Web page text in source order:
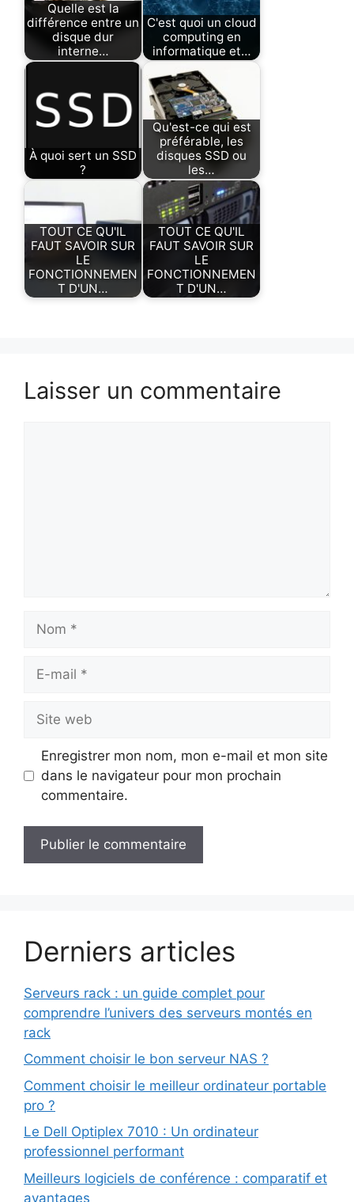
Quelle est la
différence entre un
disque dur
interne…
C'est quoi un cloud
computing en
informatique et…
À quoi sert un SSD
?
Qu'est-ce qui est
préférable, les
disques SSD ou
les…
TOUT CE QU'IL
FAUT SAVOIR SUR
LE
FONCTIONNEMEN
T D'UN…
TOUT CE QU'IL
FAUT SAVOIR SUR
LE
FONCTIONNEMEN
T D'UN…
Laisser un commentaire
Nom
Site
web
Enregistrer mon nom, mon e-mail et mon site
dans le navigateur pour mon prochain
commentaire.
Derniers articles
Serveurs rack : un guide complet pour
comprendre l’univers des serveurs montés en
rack
Comment choisir le bon serveur NAS ?
Comment choisir le meilleur ordinateur portable
pro ?
Le Dell Optiplex 7010 : Un ordinateur
professionnel performant
Meilleurs logiciels de conférence : comparatif et
avantages